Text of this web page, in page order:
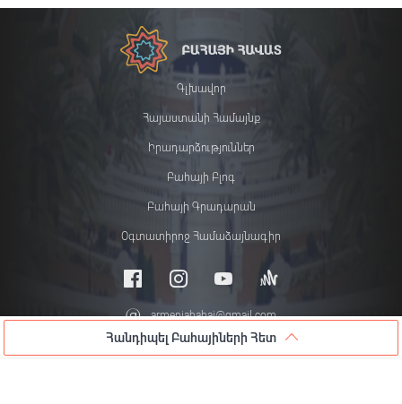
Հանդիպել Բահայիների Հետ
Գլխավոր
Հայաստանի Համայնք
Իրադարձություններ
Բահայի Բլոգ
Բահայի Գրադարան
Օգտատիրոջ Համաձայնագիր
armeniabahai@gmail.com